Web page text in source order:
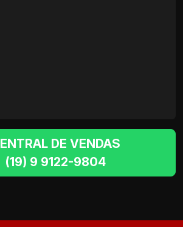
DE VENDAS
(19) 9 9122-9804